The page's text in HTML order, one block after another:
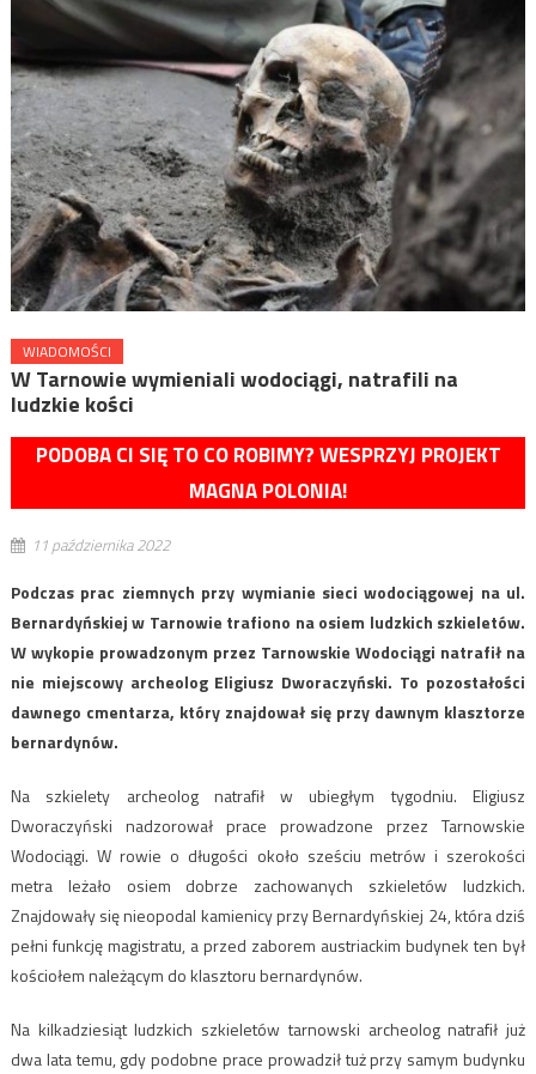
WIADOMOŚCI
W Tarnowie wymieniali wodociągi, natrafili na
ludzkie kości
PODOBA CI SIĘ TO CO ROBIMY? WESPRZYJ PROJEKT
MAGNA POLONIA!
11 października 2022
Podczas prac ziemnych przy wymianie sieci wodociągowej na ul.
Bernardyńskiej w Tarnowie trafiono na osiem ludzkich szkieletów.
W wykopie prowadzonym przez Tarnowskie Wodociągi natrafił na
nie miejscowy archeolog Eligiusz Dworaczyński. To pozostałości
dawnego cmentarza, który znajdował się przy dawnym klasztorze
bernardynów.
Na szkielety archeolog natrafił w ubiegłym tygodniu. Eligiusz
Dworaczyński nadzorował prace prowadzone przez Tarnowskie
Wodociągi. W rowie o długości około sześciu metrów i szerokości
metra leżało osiem dobrze zachowanych szkieletów ludzkich.
Znajdowały się nieopodal kamienicy przy Bernardyńskiej 24, która dziś
pełni funkcję magistratu, a przed zaborem austriackim budynek ten był
kościołem należącym do klasztoru bernardynów.
Na kilkadziesiąt ludzkich szkieletów tarnowski archeolog natrafił już
dwa lata temu, gdy podobne prace prowadził tuż przy samym budynku